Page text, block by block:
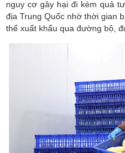
nguy cơ gây hại đi kèm quả
địa Trung Quốc nhờ thời gian
thể xuất khẩu qua đường bộ,